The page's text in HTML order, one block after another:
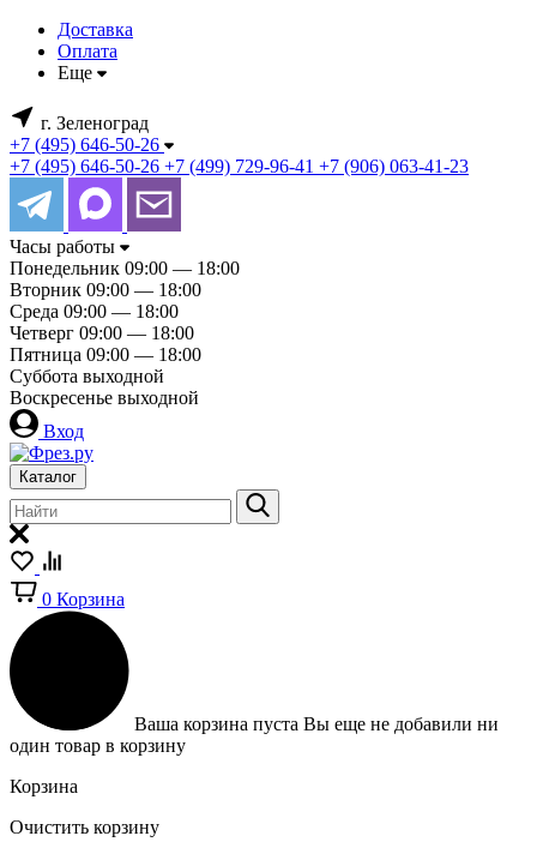
Доставка
Оплата
Еще
г. Зеленоград
+7 (495) 646-50-26
+7 (495) 646-50-26 +7 (499) 729-96-41 +7 (906) 063-41-23
Часы работы
Понедельник 09:00 — 18:00
Вторник 09:00 — 18:00
Среда 09:00 — 18:00
Четверг 09:00 — 18:00
Пятница 09:00 — 18:00
Суббота выходной
Воскресенье выходной
Вход
Каталог
0 Корзина
Ваша корзина пуста Вы еще не добавили ни
один товар в корзину
Корзина
Очистить корзину